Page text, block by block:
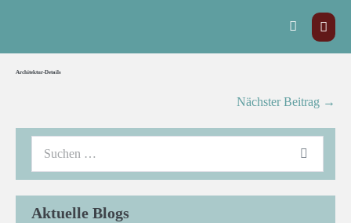
Architektur-Details
Nächster Beitrag →
Aktuelle Blogs